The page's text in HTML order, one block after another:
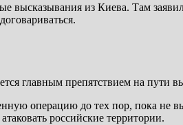
высказывания из Киева. Там
главным препятствием на
операцию до тех пор, пока не
российские территории.